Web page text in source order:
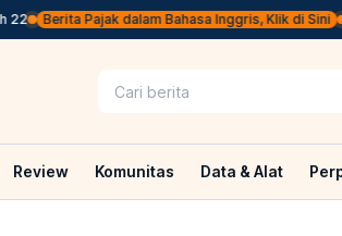
Berita Pajak dalam Bahasa Inggris, Klik di Sini
Review Komunitas Data & Alat